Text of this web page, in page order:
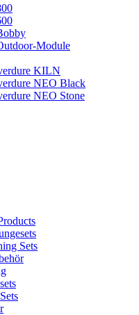
Module
KILN
NEO Black
NEO Stone
Sets